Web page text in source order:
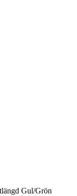
Gul/Grön